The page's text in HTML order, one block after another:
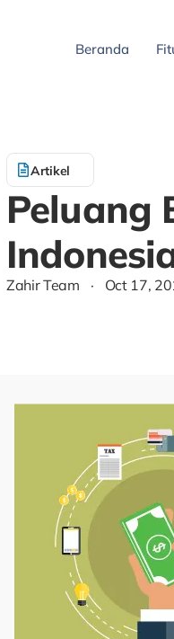
Beranda
Artikel
Peluang
Zahir Team · Oct 17,